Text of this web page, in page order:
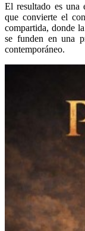
El resultado es una
que convierte el
compartida, donde la
se funden en una
contemporáneo.